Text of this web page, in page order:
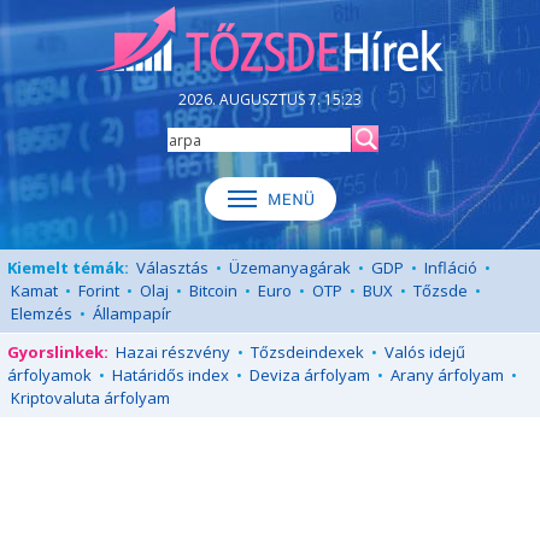
2026. AUGUSZTUS 7. 15:23
Kiemelt témák: Választás • Üzemanyagárak • GDP • Infláció •
Kamat • Forint • Olaj • Bitcoin • Euro • OTP • BUX • Tőzsde •
Elemzés • Állampapír
Gyorslinkek: Hazai részvény • Tőzsdeindexek • Valós idejű
árfolyamok • Határidős index • Deviza árfolyam • Arany árfolyam •
Kriptovaluta árfolyam